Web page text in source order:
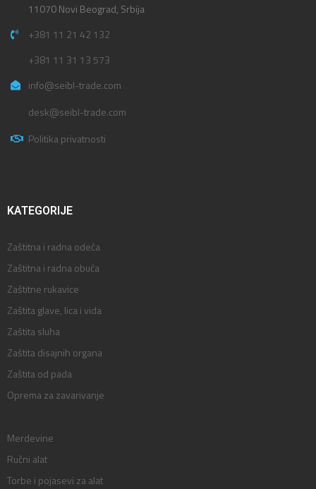
11070 Novi Beograd, Srbija
+381 11 21 42 132
+381 11 31 13 573
info@seibl-trade.com
desk@seibl-trade.com
Politika privatnosti
KATEGORIJE
Zaštitna i radna odeća
Zaštitna i radna obuća
Zaštitne rukavice
Zaštita glave, lica i vida
Zaštita sluha
Zaštita disajnih organa
Zaštita od pada
Oprema za zavarivanje
Merdevine
Ručni alat
Torbe i pojasevi za alat